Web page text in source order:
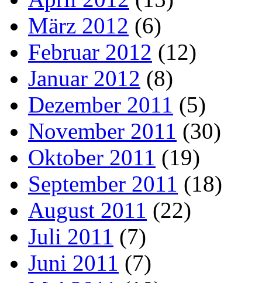
März 2012 (6)
Februar 2012 (12)
Januar 2012 (8)
Dezember 2011 (5)
November 2011 (30)
Oktober 2011 (19)
September 2011 (18)
August 2011 (22)
Juli 2011 (7)
Juni 2011 (7)